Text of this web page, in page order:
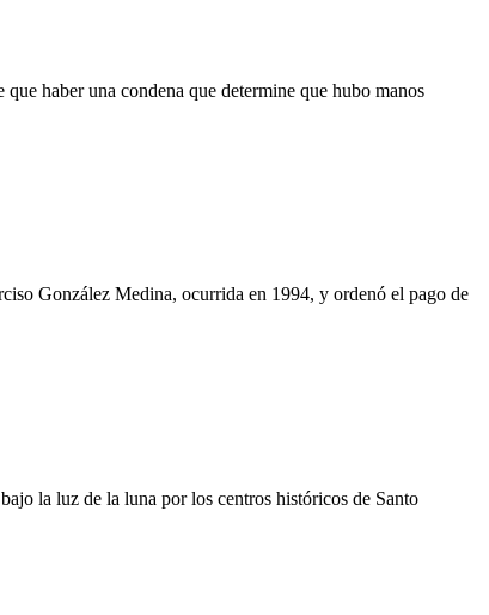
haber una condena que determine que hubo manos
González Medina, ocurrida en 1994, y ordenó el pago de
la luz de la luna por los centros históricos de Santo